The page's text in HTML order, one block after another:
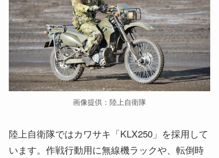
画像提供：陸上自衛隊
陸上自衛隊ではカワサキ「KLX250」を採用して
います。作戦行動用に無線機ラックや、転倒時